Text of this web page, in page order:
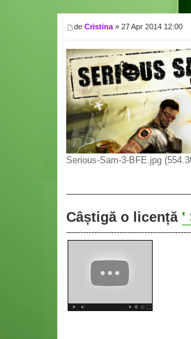
de Cristina » 27 Apr 2014 12:00
Serious-Sam-3-BFE.jpg
Câștigă o licență '